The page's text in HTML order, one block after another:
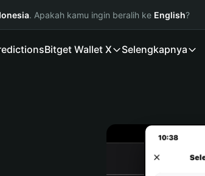
. Apakah kamu ingin beralih ke English?
Bitget Wallet X Selengkapnya